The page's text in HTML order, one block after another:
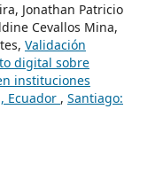
Jonathan Patricio
Cevallos Mina,
Validación
digital sobre
instituciones
Ecuador , Santiago: